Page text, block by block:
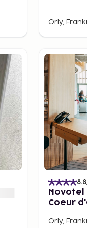
of Orly
Orly,
8.8
Novotel
Coeur
Orly,